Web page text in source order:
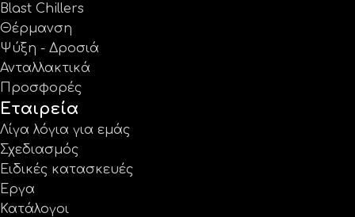
Blast Chillers
Θέρμανση
Ψύξη - Δροσιά
Ανταλλακτικά
Προσφορές
Εταιρεία
Λίγα λόγια για εμάς
Σχεδιασμός
Ειδικές κατασκευές
Έργα
Κατάλογοι